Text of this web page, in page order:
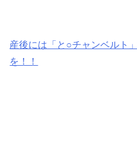
産後には「と○チャンベルト
を！！